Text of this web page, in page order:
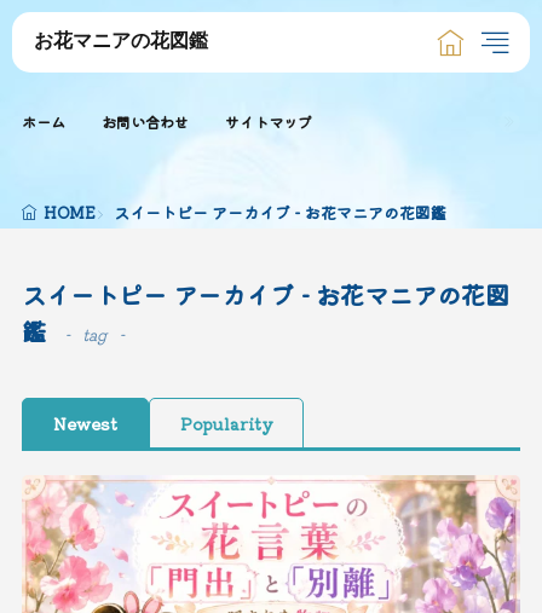
お花マニアの花図鑑
ホーム お問い合わせ サイトマップ
HOME スイートピー アーカイブ - お花マニアの花図鑑
スイートピー アーカイブ - お花マニアの花図
鑑
tag
Newest Popularity